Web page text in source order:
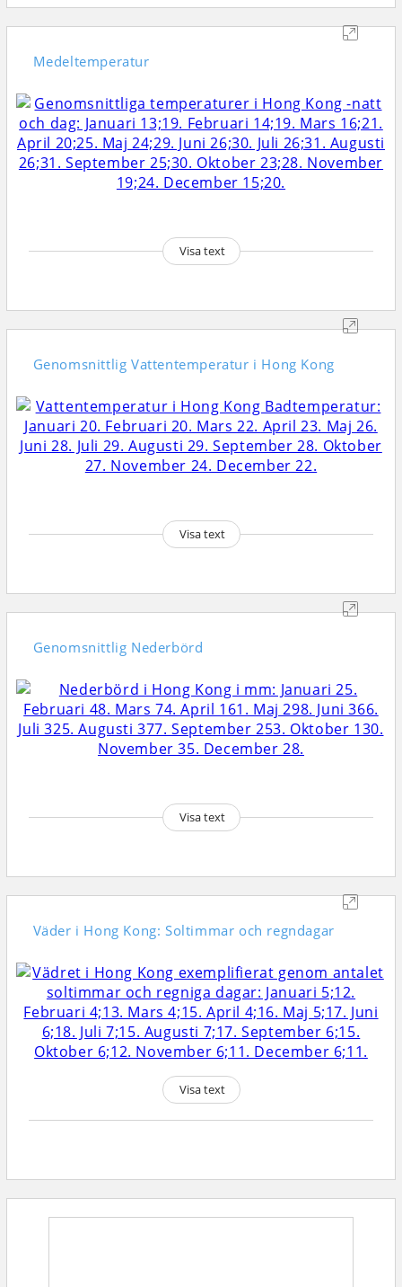
Medeltemperatur
Visa text
Genomsnittlig Vattentemperatur i Hong Kong
Visa text
Genomsnittlig Nederbörd
Visa text
Väder i Hong Kong: Soltimmar och regndagar
Visa text